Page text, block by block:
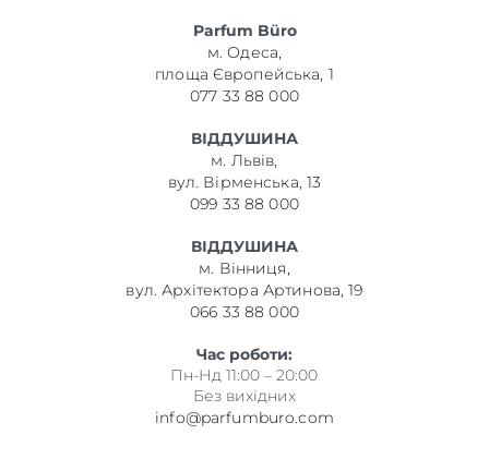
Parfum Büro
м. Одеса,
площа Європейська, 1
077 33 88 000
ВІДДУШИНА
м. Львів,
вул. Вірменська, 13
099 33 88 000
ВІДДУШИНА
м. Вінниця,
вул. Архітектора Артинова, 19
066 33 88 000
Час роботи:
Пн-Нд 11:00 – 20:00
Без вихідних
info@parfumburo.com